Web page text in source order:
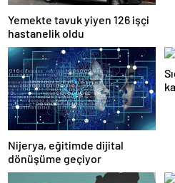
Yemekte tavuk yiyen 126 işçi
hastanelik oldu
Nijerya, eğitimde dijital
dönüşüme geçiyor